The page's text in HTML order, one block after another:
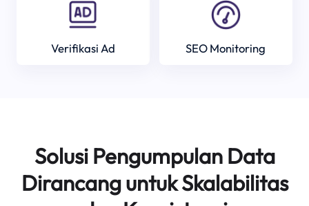
Verifikasi Ad SEO Monitoring
Solusi Pengumpulan Data
Dirancang untuk Skalabilitas